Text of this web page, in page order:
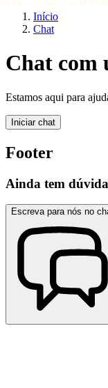
Início
Chat
Chat com
Estamos aqui para
Iniciar chat
Footer
Ainda tem
Escreva para nós no